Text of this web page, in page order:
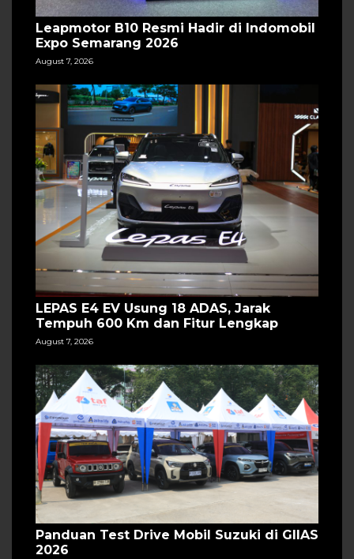
Leapmotor B10 Resmi Hadir di Indomobil
Expo Semarang 2026
August 7, 2026
LEPAS E4 EV Usung 18 ADAS, Jarak
Tempuh 600 Km dan Fitur Lengkap
August 7, 2026
Panduan Test Drive Mobil Suzuki di GIIAS
2026